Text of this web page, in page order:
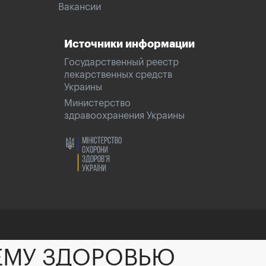
Вакансии
Источники информации
Государственный реестр
лекарственных средств
Украины
Министерство
здравоохранения Украины
ЗДОРОВЬЮ